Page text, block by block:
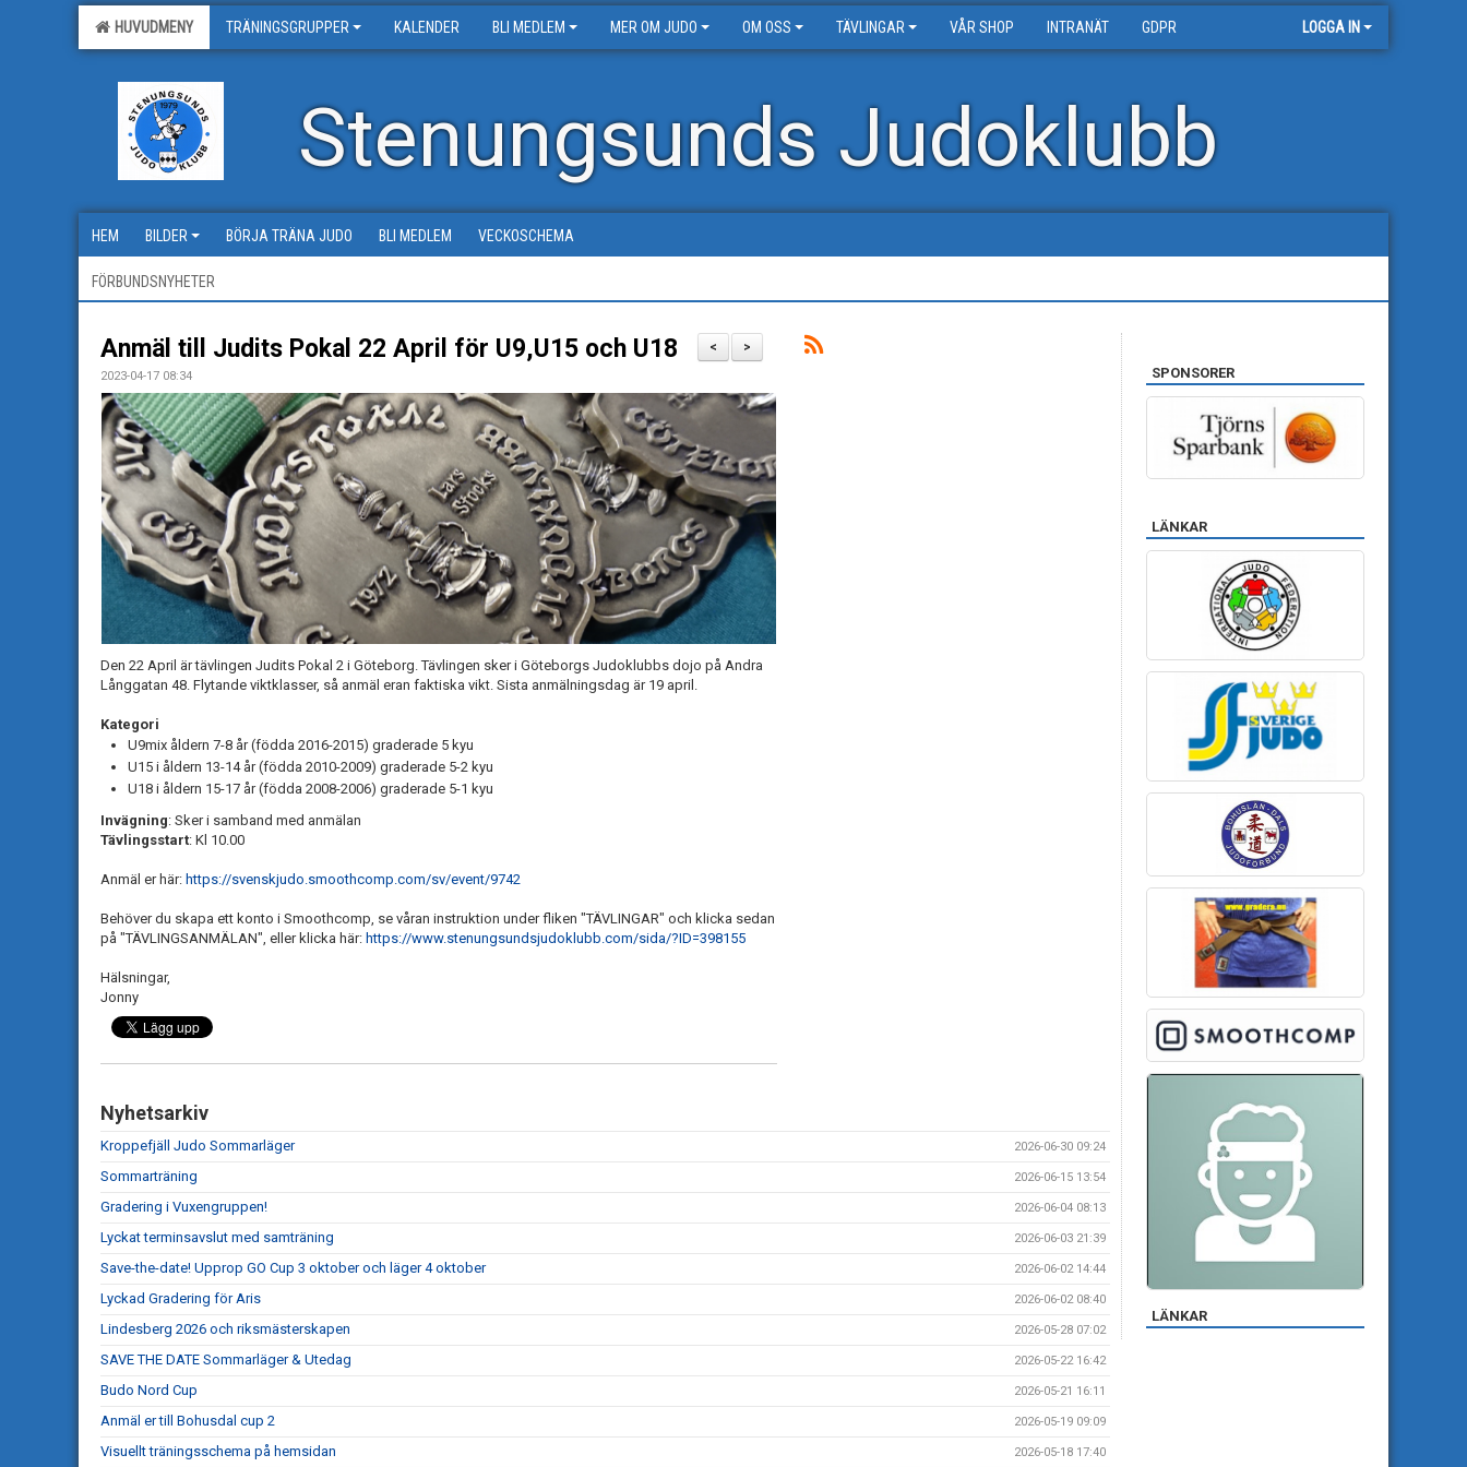
HUVUDMENY TRÄNINGSGRUPPER KALENDER BLI MEDLEM MER OM JUDO OM OSS TÄVLINGAR VÅR SHOP INTRANÄT GDPR LOGGA IN
Stenungsunds Judoklubb
HEM BILDER BÖRJA TRÄNA JUDO BLI MEDLEM VECKOSCHEMA
FÖRBUNDSNYHETER
>
<
Anmäl till Judits Pokal 22 April för U9,U15 och U18
2023-04-17 08:34
Den 22 April är tävlingen Judits Pokal 2 i Göteborg. Tävlingen sker i Göteborgs Judoklubbs dojo på Andra
Långgatan 48. Flytande viktklasser, så anmäl eran faktiska vikt. Sista anmälningsdag är 19 april.
Kategori
U9mix åldern 7-8 år (födda 2016-2015) graderade 5 kyu
U15 i åldern 13-14 år (födda 2010-2009) graderade 5-2 kyu
U18 i åldern 15-17 år (födda 2008-2006) graderade 5-1 kyu
Invägning: Sker i samband med anmälan
Tävlingsstart: Kl 10.00
Anmäl er här: https://svenskjudo.smoothcomp.com/sv/event/9742
Behöver du skapa ett konto i Smoothcomp, se våran instruktion under fliken "TÄVLINGAR" och klicka sedan
på "TÄVLINGSANMÄLAN", eller klicka här: https://www.stenungsundsjudoklubb.com/sida/?ID=398155
Hälsningar,
Jonny
Nyhetsarkiv
Kroppefjäll Judo Sommarläger 2026-06-30 09:24
Sommarträning 2026-06-15 13:54
Gradering i Vuxengruppen! 2026-06-04 08:13
Lyckat terminsavslut med samträning 2026-06-03 21:39
Save-the-date! Upprop GO Cup 3 oktober och läger 4 oktober 2026-06-02 14:44
Lyckad Gradering för Aris 2026-06-02 08:40
Lindesberg 2026 och riksmästerskapen 2026-05-28 07:02
SAVE THE DATE Sommarläger & Utedag 2026-05-22 16:42
Budo Nord Cup 2026-05-21 16:11
Anmäl er till Bohusdal cup 2 2026-05-19 09:09
Visuellt träningsschema på hemsidan 2026-05-18 17:40
SPONSORER
LÄNKAR
LÄNKAR